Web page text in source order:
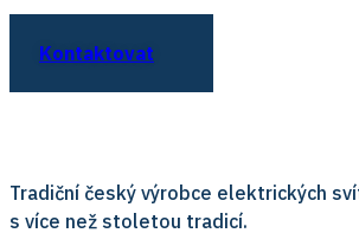
Kontaktovat
Tradiční český výrobce elektrických
s více než stoletou tradicí.